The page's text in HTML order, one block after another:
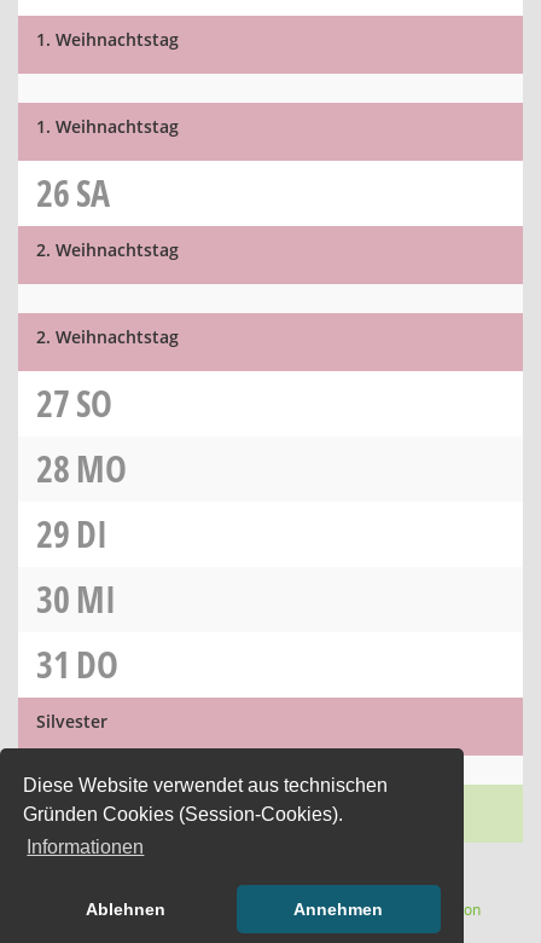
Diese Website verwendet aus technischen
Gründen Cookies (Session-Cookies).
Informationen
Ablehnen Annehmen
1. Weihnachtstag
1. Weihnachtstag
26SA
2. Weihnachtstag
2. Weihnachtstag
27SO
28MO
29DI
30MI
31 DO
Silvester
Sylvester
Software:Sitzungsdienst Session(Wird in